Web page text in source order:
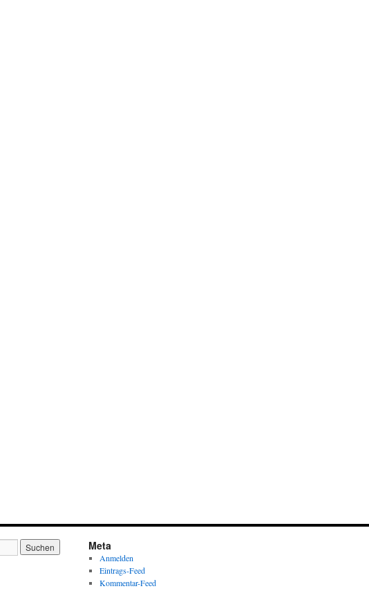
Meta
Anmelden
Eintrags-Feed
Kommentar-Feed